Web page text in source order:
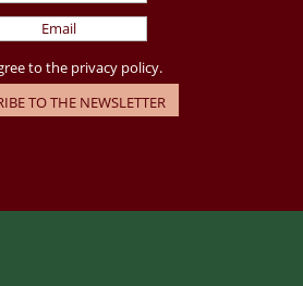
to the privacy policy.
TO THE NEWSLETTER